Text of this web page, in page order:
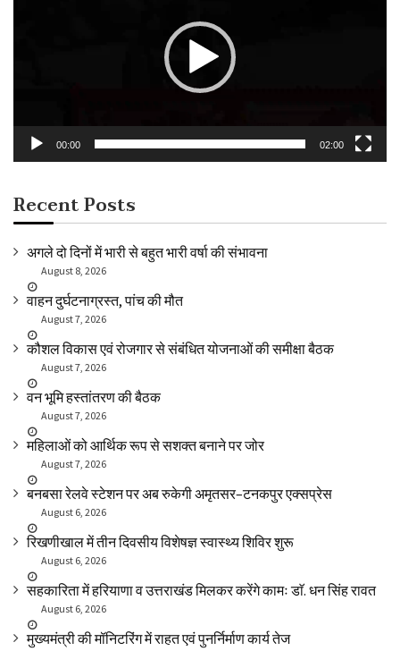
00:00 02:00
Recent Posts
अगले दो दिनों में भारी से बहुत भारी वर्षा की संभावना
August 8, 2026
वाहन दुर्घटनाग्रस्त, पांच की मौत
August 7, 2026
कौशल विकास एवं रोजगार से संबंधित योजनाओं की समीक्षा बैठक
August 7, 2026
वन भूमि हस्तांतरण की बैठक
August 7, 2026
महिलाओं को आर्थिक रूप से सशक्त बनाने पर जोर
August 7, 2026
बनबसा रेलवे स्टेशन पर अब रुकेगी अमृतसर–टनकपुर एक्सप्रेस
August 6, 2026
रिखणीखाल में तीन दिवसीय विशेषज्ञ स्वास्थ्य शिविर शुरू
August 6, 2026
सहकारिता में हरियाणा व उत्तराखंड मिलकर करेंगे कामः डाॅ. धन सिंह रावत
August 6, 2026
मुख्यमंत्री की मॉनिटरिंग में राहत एवं पुनर्निर्माण कार्य तेज